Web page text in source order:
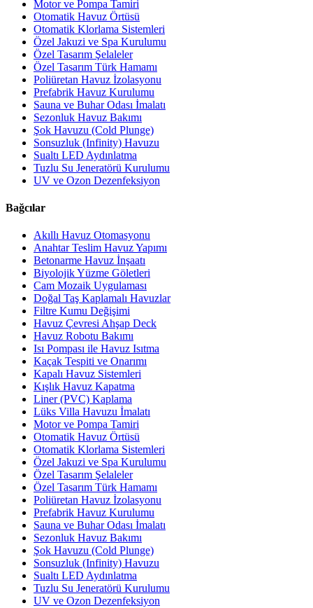
Motor ve Pompa Tamiri
Otomatik Havuz Örtüsü
Otomatik Klorlama Sistemleri
Özel Jakuzi ve Spa Kurulumu
Özel Tasarım Şelaleler
Özel Tasarım Türk Hamamı
Poliüretan Havuz İzolasyonu
Prefabrik Havuz Kurulumu
Sauna ve Buhar Odası İmalatı
Sezonluk Havuz Bakımı
Şok Havuzu (Cold Plunge)
Sonsuzluk (Infinity) Havuzu
Sualtı LED Aydınlatma
Tuzlu Su Jeneratörü Kurulumu
UV ve Ozon Dezenfeksiyon
Bağcılar
Akıllı Havuz Otomasyonu
Anahtar Teslim Havuz Yapımı
Betonarme Havuz İnşaatı
Biyolojik Yüzme Göletleri
Cam Mozaik Uygulaması
Doğal Taş Kaplamalı Havuzlar
Filtre Kumu Değişimi
Havuz Çevresi Ahşap Deck
Havuz Robotu Bakımı
Isı Pompası ile Havuz Isıtma
Kaçak Tespiti ve Onarımı
Kapalı Havuz Sistemleri
Kışlık Havuz Kapatma
Liner (PVC) Kaplama
Lüks Villa Havuzu İmalatı
Motor ve Pompa Tamiri
Otomatik Havuz Örtüsü
Otomatik Klorlama Sistemleri
Özel Jakuzi ve Spa Kurulumu
Özel Tasarım Şelaleler
Özel Tasarım Türk Hamamı
Poliüretan Havuz İzolasyonu
Prefabrik Havuz Kurulumu
Sauna ve Buhar Odası İmalatı
Sezonluk Havuz Bakımı
Şok Havuzu (Cold Plunge)
Sonsuzluk (Infinity) Havuzu
Sualtı LED Aydınlatma
Tuzlu Su Jeneratörü Kurulumu
UV ve Ozon Dezenfeksiyon